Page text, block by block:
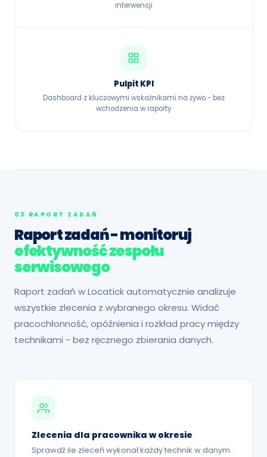
interwencji
Pulpit KPI
Dashboard z kluczowymi wskaźnikami na żywo - bez
wchodzenia w raporty
03 RAPORT ZADAŃ
Raport zadań - monitoruj
efektywność zespołu
serwisowego
Raport zadań w Locatick automatycznie analizuje
wszystkie zlecenia z wybranego okresu. Widać
pracochłonność, opóźnienia i rozkład pracy między
technikami - bez ręcznego zbierania danych.
Zlecenia dla pracownika w okresie
Sprawdź ile zleceń wykonał każdy technik w danym